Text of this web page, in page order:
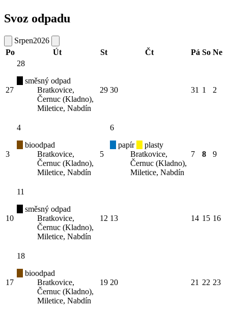
Svoz odpadu
Srpen2026
Po
Út St Čt Pá So Ne
27
28
směsný odpad
Bratkovice,
Černuc (Kladno),
Miletice, Nabdín
29 30 31 1 2
3
4
bioodpad
Bratkovice,
Černuc (Kladno),
Miletice, Nabdín
5
6
papír
plasty
Bratkovice,
Černuc (Kladno),
Miletice, Nabdín
7 8 9
10
11
směsný odpad
Bratkovice,
Černuc (Kladno),
Miletice, Nabdín
12 13 14 15 16
17
18
bioodpad
Bratkovice,
Černuc (Kladno),
Miletice, Nabdín
19 20 21 22 23